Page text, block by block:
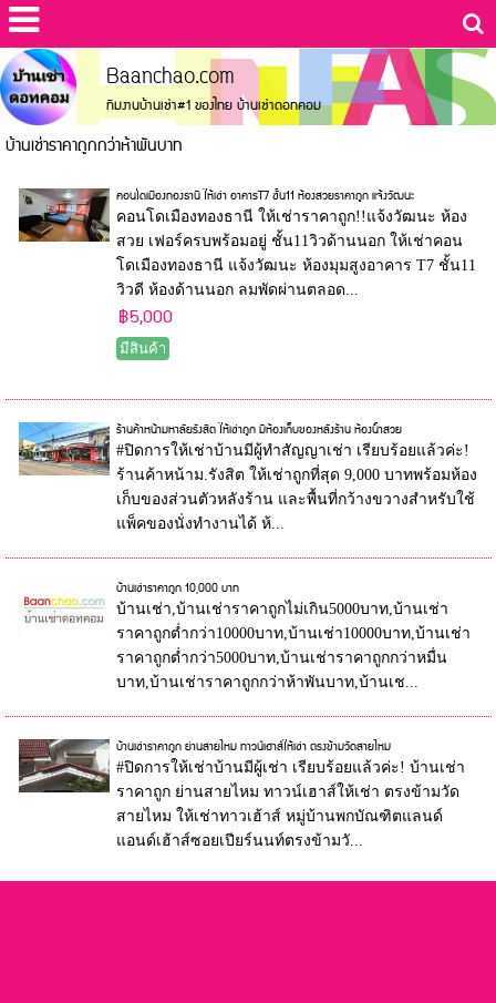
Baanchao.com
ทีมงานบ้านเช่า#1 ของไทย บ้านเช่าดอทคอม
บ้านเช่าราคาถูกกว่าห้าพันบาท
คอนโดเมืองทองธานี ให้เช่า อาคารT7 ชั้น11 ห้องสวยราคาถูก แจ้งวัฒนะ
คอนโดเมืองทองธานี ให้เช่าราคาถูก!!แจ้งวัฒนะ ห้อง
สวย เฟอร์ครบพร้อมอยู่ ชั้น11วิวด้านนอก ให้เช่าคอน
โดเมืองทองธานี แจ้งวัฒนะ ห้องมุมสูงอาคาร T7 ชั้น11
วิวดี ห้องด้านนอก ลมพัดผ่านตลอด...
฿5,000
มีสินค้า
ร้านค้าหน้ามหาลัยรังสิต ให้เช่าถูก มีห้องเก็บของหลังร้าน ห้องน้ำสวย
#ปิดการให้เช่าบ้านมีผู้ทำสัญญาเช่า เรียบร้อยแล้วค่ะ!
ร้านค้าหน้าม.รังสิต ให้เช่าถูกที่สุด 9,000 บาทพร้อมห้อง
เก็บของส่วนตัวหลังร้าน และพื้นที่กว้างขวางสำหรับใช้
แพ็คของนั่งทำงานได้ ห้...
บ้านเช่าราคาถูก 10,000 บาท
บ้านเช่า,บ้านเช่าราคาถูกไม่เกิน5000บาท,บ้านเช่า
ราคาถูกต่ำกว่า10000บาท,บ้านเช่า10000บาท,บ้านเช่า
ราคาถูกต่ำกว่า5000บาท,บ้านเช่าราคาถูกกว่าหมื่น
บาท,บ้านเช่าราคาถูกกว่าห้าพันบาท,บ้านเช...
บ้านเช่าราคาถูก ย่านสายไหม ทาวน์เฮาส์ให้เช่า ตรงข้ามวัดสายไหม
#ปิดการให้เช่าบ้านมีผู้เช่า เรียบร้อยแล้วค่ะ! บ้านเช่า
ราคาถูก ย่านสายไหม ทาวน์เฮาส์ให้เช่า ตรงข้ามวัด
สายไหม ให้เช่าทาวเฮ้าส์ หมู่บ้านพกบัณฑิตแลนด์
แอนด์เฮ้าส์ซอยเปียร์นนท์ตรงข้ามวั...